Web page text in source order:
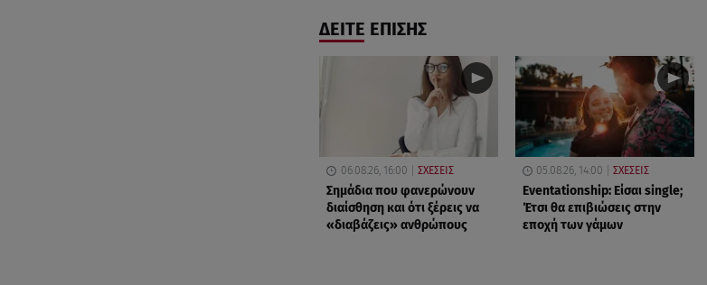
ΔΕΙΤΕ ΕΠΙΣΗΣ
06.08.26, 16:00 ΣΧΕΣΕΙΣ
Σημάδια που φανερώνουν
διαίσθηση και ότι ξέρεις να
«διαβάζεις» ανθρώπους
05.08.26, 14:00 ΣΧΕΣΕΙΣ
Eventationship: Είσαι single;
Έτσι θα επιβιώσεις στην
εποχή των γάμων